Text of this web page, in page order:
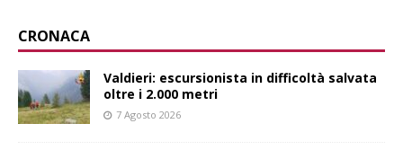
CRONACA
Valdieri: escursionista in difficoltà salvata
oltre i 2.000 metri
7 Agosto 2026